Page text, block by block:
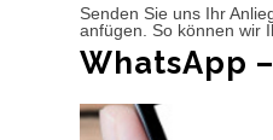
Senden Sie uns Ihr
anfügen. So können wir
WhatsApp